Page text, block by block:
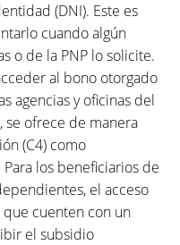
(DNI). Este es
cuando algún
o de la PNP lo solicite.
al bono otorgado
agencias y oficinas del
se ofrece de manera
(C4) como
los beneficiarios de
el acceso
cuenten con un
el subsidio